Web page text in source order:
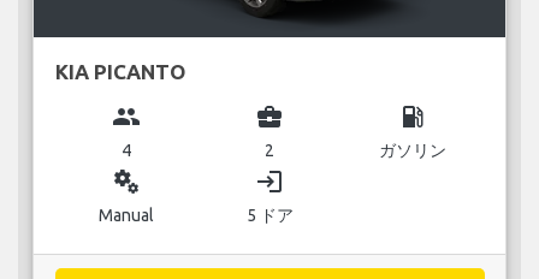
KIA PICANTO
group
4
business_center
2
local_gas_station
ガソリン
miscellaneous_services
Manual
login
5 ドア